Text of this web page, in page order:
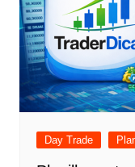
Day Trade